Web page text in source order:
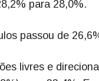
para 28,0%.
passou de
livres e